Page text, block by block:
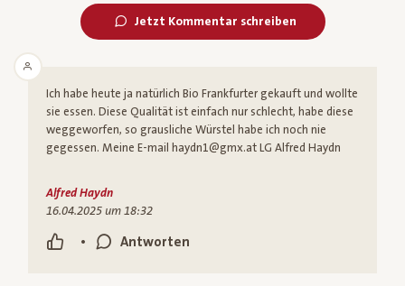
Jetzt Kommentar schreiben
Ich habe heute ja natürlich Bio Frankfurter gekauft und wollte
sie essen. Diese Qualität ist einfach nur schlecht, habe diese
weggeworfen, so grausliche Würstel habe ich noch nie
gegessen. Meine E-mail haydn1@gmx.at LG Alfred Haydn
• Antworten
Alfred Haydn
16.04.2025 um 18:32